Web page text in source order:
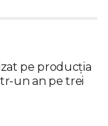
pe producția
un an pe trei